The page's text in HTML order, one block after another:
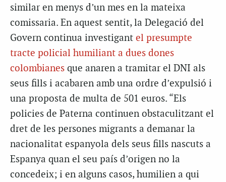
similar en menys d’un mes en la mateixa
comissaria. En aquest sentit, la Delegació del
Govern continua investigant el presumpte
tracte policial humiliant a dues dones
colombianes que anaren a tramitar el DNI als
seus fills i acabaren amb una ordre d’expulsió i
una proposta de multa de 501 euros. “Els
policies de Paterna continuen obstaculitzant el
dret de les persones migrants a demanar la
nacionalitat espanyola dels seus fills nascuts a
Espanya quan el seu país d’origen no la
concedeix; i en alguns casos, humilien a qui